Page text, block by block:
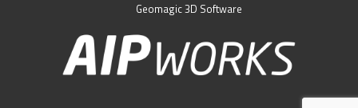
Geomagic 3D Software